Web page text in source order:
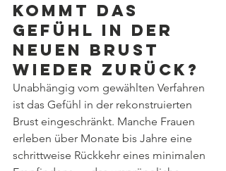
Kommt das
Gefühl in der
neuen Brust
wieder zurück?
Unabhängig vom gewählten Verfahren
ist das Gefühl in der rekonstruierten
Brust eingeschränkt. Manche Frauen
erleben über Monate bis Jahre eine
schrittweise Rückkehr eines minimalen